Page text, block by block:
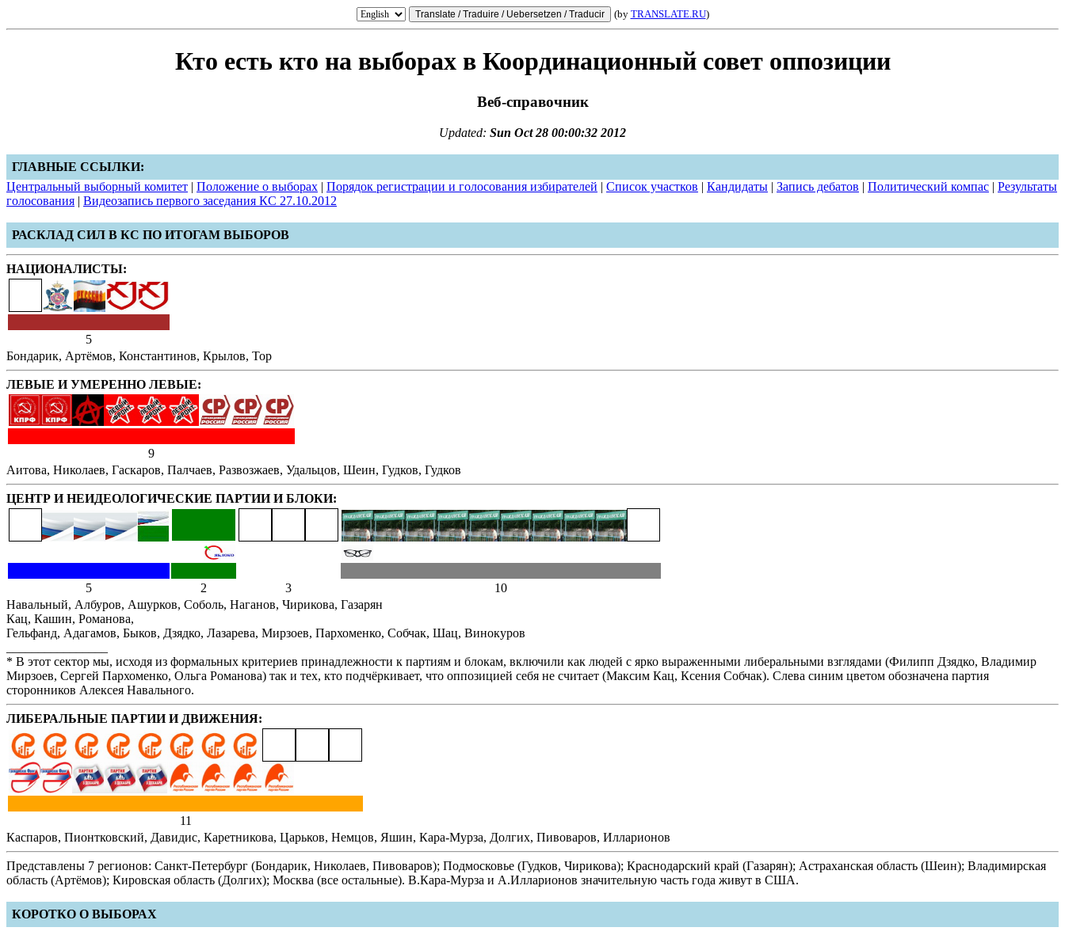
(by TRANSLATE.RU)
Кто есть кто на выборах в Координационный совет оппозиции
Веб-справочник
Updated: Sun Oct 28 00:00:32 2012
ГЛАВНЫЕ ССЫЛКИ:
Центральный выборный комитет | Положение о выборах | Порядок регистрации и голосования избирателей | Список участков | Кандидаты | Запись дебатов | Политический компас | Результаты
голосования | Видеозапись первого заседания КС 27.10.2012
РАСКЛАД СИЛ В КС ПО ИТОГАМ ВЫБОРОВ
НАЦИОНАЛИСТЫ:
5
Бондарик, Артёмов, Константинов, Крылов, Тор
ЛЕВЫЕ И УМЕРЕННО ЛЕВЫЕ:
9
Аитова, Николаев, Гаскаров, Палчаев, Развозжаев, Удальцов, Шеин, Гудков, Гудков
ЦЕНТР И НЕИДЕОЛОГИЧЕСКИЕ ПАРТИИ И БЛОКИ:
5 2 3
10
Навальный, Албуров, Ашурков, Соболь, Наганов, Чирикова, Газарян
Кац, Кашин, Романова,
Гельфанд, Адагамов, Быков, Дзядко, Лазарева, Мирзоев, Пархоменко, Собчак, Шац, Винокуров
* В этот сектор мы, исходя из формальных критериев принадлежности к партиям и блокам, включили как людей с ярко выраженными либеральными взглядами (Филипп Дзядко, Владимир
Мирзоев, Сергей Пархоменко, Ольга Романова) так и тех, кто подчёркивает, что оппозицией себя не считает (Максим Кац, Ксения Собчак). Слева синим цветом обозначена партия
сторонников Алексея Навального.
ЛИБЕРАЛЬНЫЕ ПАРТИИ И ДВИЖЕНИЯ:
11
Каспаров, Пионтковский, Давидис, Каретникова, Царьков, Немцов, Яшин, Кара-Мурза, Долгих, Пивоваров, Илларионов
Представлены 7 регионов: Санкт-Петербург (Бондарик, Николаев, Пивоваров); Подмосковье (Гудков, Чирикова); Краснодарский край (Газарян); Астраханская область (Шеин); Владимирская
область (Артёмов); Кировская область (Долгих); Москва (все остальные). В.Кара-Мурза и А.Илларионов значительную часть года живут в США.
КОРОТКО О ВЫБОРАХ